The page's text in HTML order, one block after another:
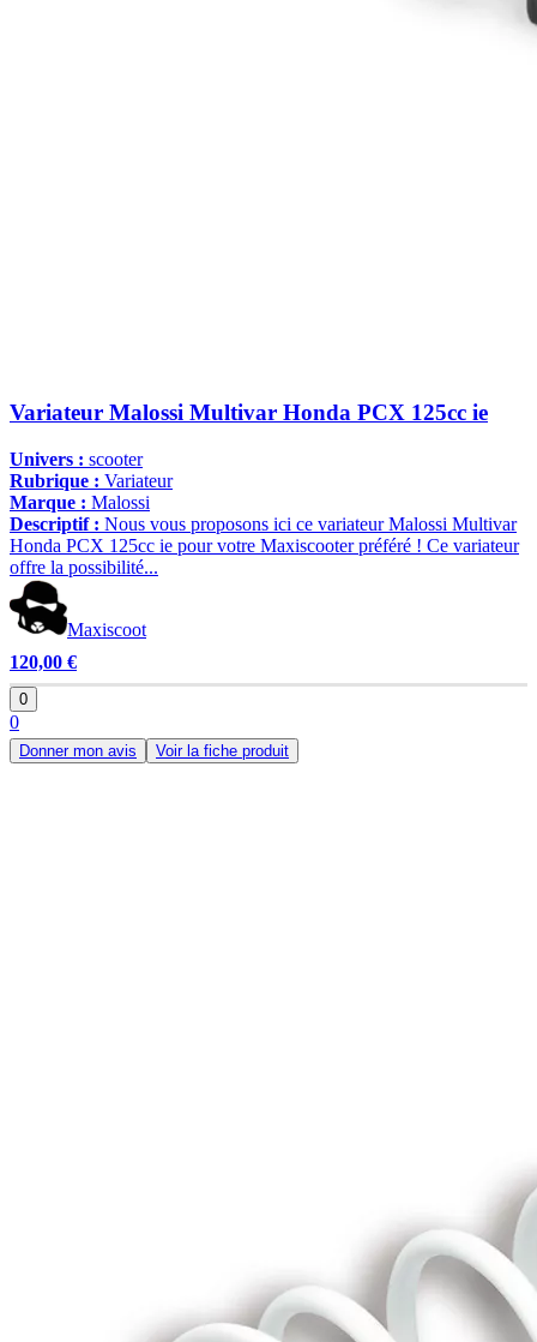
Variateur Malossi Multivar Honda PCX 125cc ie
Univers : scooter
Rubrique : Variateur
Marque : Malossi
Descriptif : Nous vous proposons ici ce variateur Malossi Multivar
Honda PCX 125cc ie pour votre Maxiscooter préféré ! Ce variateur
offre la possibilité...
Maxiscoot
120,00 €
0
0
Donner mon avis Voir la fiche produit